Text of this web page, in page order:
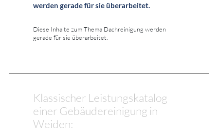
werden gerade für sie überarbeitet.
Diese Inhalte zum Thema Dachreinigung werden
gerade für sie überarbeitet.
Klassischer Leistungskatalog
einer Gebäudereinigung in
Weiden: